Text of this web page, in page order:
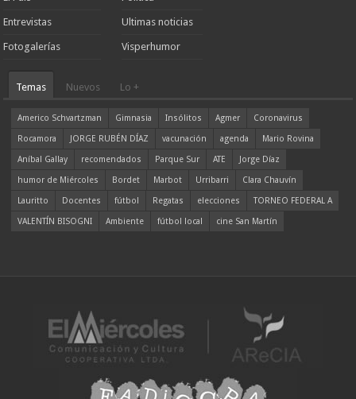
Entrevistas
Fotogalerías
Ultimas noticias
Visperhumor
Temas Nuevos Lo +
Americo Schvartzman Gimnasia Insólitos Agmer
Coronavirus
Rocamora
JORGE RUBÉN DÍAZ vacunación agenda
Mario Rovina
Aníbal Gallay
recomendados Parque Sur ATE
Jorge Díaz
humor de Miércoles
Bordet Marbot Urribarri
Clara Chauvín
Lauritto
Docentes fútbol Regatas elecciones
TORNEO FEDERAL A
VALENTÍN BISOGNI
Ambiente fútbol local cine San Martín